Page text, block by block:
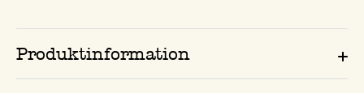
Produktinformation